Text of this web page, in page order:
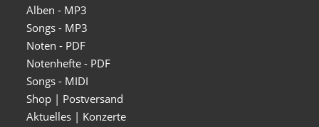
Alben - MP3
Songs - MP3
Noten - PDF
Notenhefte - PDF
Songs - MIDI
Shop | Postversand
Aktuelles | Konzerte